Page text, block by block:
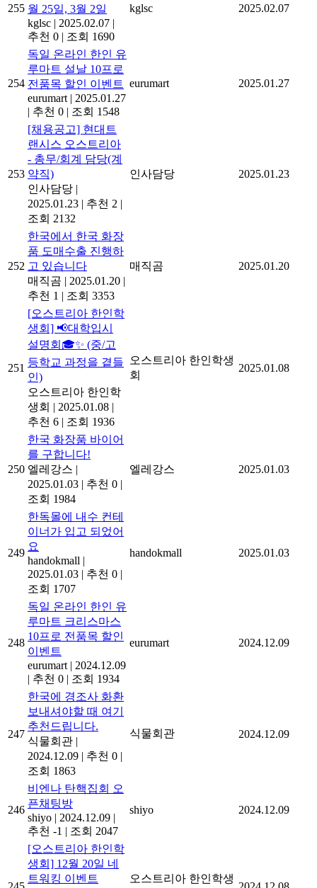
255 월 25일, 3월 2일
kglsc | 2025.02.07 |
추천 0 | 조회 1690
kglsc 2025.02.07
254
독일 온라인 한인 유
루마트 설날 10프로
전품목 할인 이벤트
eurumart | 2025.01.27
| 추천 0 | 조회 1548
eurumart 2025.01.27
253
[채용공고] 현대트
랜시스 오스트리아
- 총무/회계 담당(계
약직)
인사담당 |
2025.01.23 | 추천 2 |
조회 2132
인사담당 2025.01.23
252
한국에서 한국 화장
품 도매수출 진행하
고 있습니다
매직곰 | 2025.01.20 |
추천 1 | 조회 3353
매직곰 2025.01.20
251
[오스트리아 한인학
생회] 📢대학입시
설명회🎓✨ (중/고
등학교 과정을 곁들
인)
오스트리아 한인학
생회 | 2025.01.08 |
추천 6 | 조회 1936
오스트리아 한인학생
회
2025.01.08
250
한국 화장품 바이어
를 구합니다!
엘레강스 |
2025.01.03 | 추천 0 |
조회 1984
엘레강스 2025.01.03
249
한독몰에 내수 컨테
이너가 입고 되었어
요
handokmall |
2025.01.03 | 추천 0 |
조회 1707
handokmall 2025.01.03
248
독일 온라인 한인 유
루마트 크리스마스
10프로 전품목 할인
이벤트
eurumart | 2024.12.09
| 추천 0 | 조회 1934
eurumart 2024.12.09
247
한국에 경조사 화환
보내셔야할 때 여기
추천드립니다.
식물회관 |
2024.12.09 | 추천 0 |
조회 1863
식물회관 2024.12.09
246
비엔나 탄핵집회 오
픈채팅방
shiyo | 2024.12.09 |
추천 -1 | 조회 2047
shiyo 2024.12.09
[오스트리아 한인학
생회] 12월 20일 네
트워킹 이벤트
오스트리아 한인학생